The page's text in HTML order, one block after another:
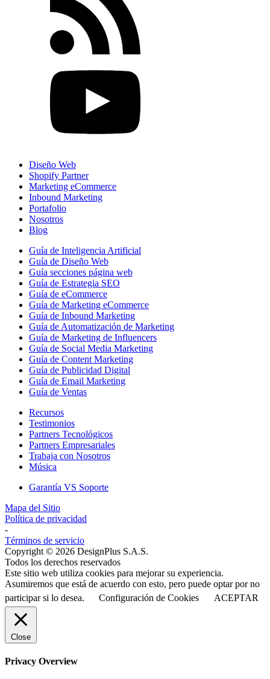
Diseño Web
Shopify Partner
Marketing eCommerce
Inbound Marketing
Portafolio
Nosotros
Blog
Guía de Inteligencia Artificial
Guía de Diseño Web
Guía secciones página web
Guía de Estrategia SEO
Guía de eCommerce
Guía de Marketing eCommerce
Guía de Inbound Marketing
Guía de Automatización de Marketing
Guía de Marketing de Influencers
Guía de Social Media Marketing
Guía de Content Marketing
Guía de Publicidad Digital
Guía de Email Marketing
Guía de Ventas
Recursos
Testimonios
Partners Tecnológicos
Partners Empresariales
Trabaja con Nosotros
Música
Garantía VS Soporte
Mapa del Sitio
Política de privacidad
-
Términos de servicio
Copyright © 2026 DesignPlus S.A.S.
Todos los derechos reservados
Este sitio web utiliza cookies para mejorar su experiencia.
Asumiremos que está de acuerdo con esto, pero puede optar por no
participar si lo desea.
Configuración de Cookies ACEPTAR
Close
Privacy Overview